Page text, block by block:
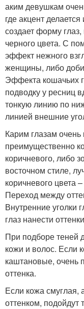
аким девушкам
где акцент
создает форму
черного цвета. С
эффект нежного
женщины, либо
Эффекта кошачьих
подводку у ресниц
тонкую линию по
линией внешние
Карим глазам очень
преимущественно
коричневого, либо
восточном стиле,
коричневого цвета
Переход между
Внутренние уголки
глаз нанести
При подборе теней
кожи и волос. Если
каштановые, очень
оттенка.
Если кожа смуглая,
оттенком, подойдут